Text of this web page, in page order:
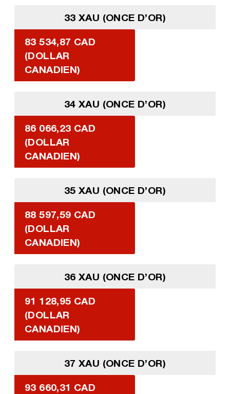
33 XAU (ONCE D’OR)
83 534,87 CAD
(DOLLAR
CANADIEN)
34 XAU (ONCE D’OR)
86 066,23 CAD
(DOLLAR
CANADIEN)
35 XAU (ONCE D’OR)
88 597,59 CAD
(DOLLAR
CANADIEN)
36 XAU (ONCE D’OR)
91 128,95 CAD
(DOLLAR
CANADIEN)
37 XAU (ONCE D’OR)
93 660,31 CAD